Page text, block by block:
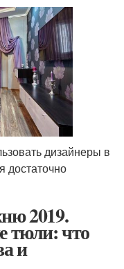
дизайнеры в
2019.
тюли: что
и